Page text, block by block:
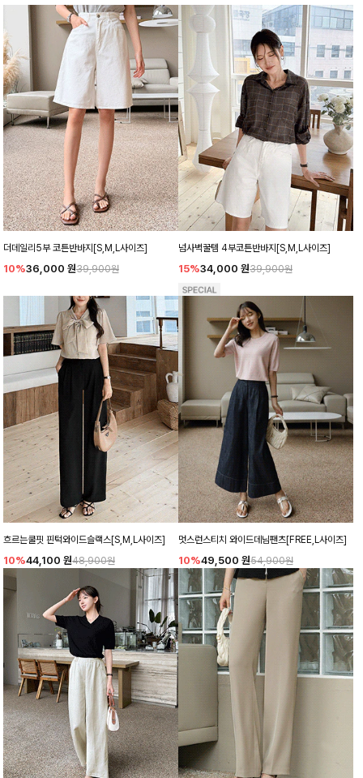
더데일리5부 코튼반바지[S,M,L사이즈]
10%36,000 원39,900원
넘사벽꿀템 4부코튼반바지[S,M,L사이즈]
15%34,000 원39,900원
흐르는쿨핏 핀턱와이드슬랙스[S,M,L사이즈]
10%44,100 원48,900원
멋스런스티치 와이드데님팬츠[FREE,L사이즈]
10%49,500 원54,900원